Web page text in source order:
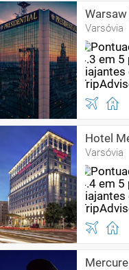
Varsóvia
Hotel
Varsóvia